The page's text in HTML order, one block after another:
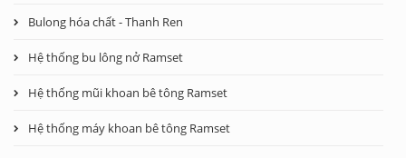
Bulong hóa chất - Thanh Ren
Hệ thống bu lông nở Ramset
Hệ thống mũi khoan bê tông Ramset
Hệ thống máy khoan bê tông Ramset